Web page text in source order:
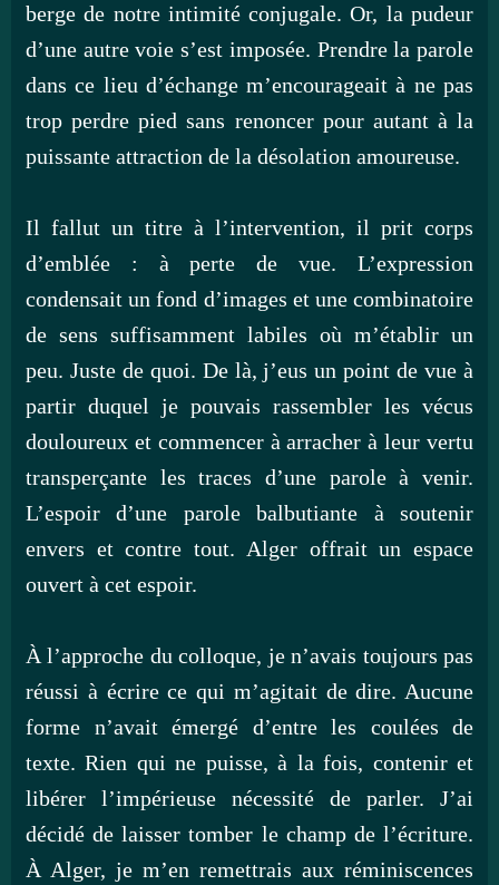
berge de notre intimité conjugale. Or, la pudeur
d’une autre voie s’est imposée. Prendre la parole
dans ce lieu d’échange m’encourageait à ne pas
trop perdre pied sans renoncer pour autant à la
puissante attraction de la désolation amoureuse.
Il fallut un titre à l’intervention, il prit corps
d’emblée : à perte de vue. L’expression
condensait un fond d’images et une combinatoire
de sens suffisamment labiles où m’établir un
peu. Juste de quoi. De là, j’eus un point de vue à
partir duquel je pouvais rassembler les vécus
douloureux et commencer à arracher à leur vertu
transperçante les traces d’une parole à venir.
L’espoir d’une parole balbutiante à soutenir
envers et contre tout. Alger offrait un espace
ouvert à cet espoir.
À l’approche du colloque, je n’avais toujours pas
réussi à écrire ce qui m’agitait de dire. Aucune
forme n’avait émergé d’entre les coulées de
texte. Rien qui ne puisse, à la fois, contenir et
libérer l’impérieuse nécessité de parler. J’ai
décidé de laisser tomber le champ de l’écriture.
À Alger, je m’en remettrais aux réminiscences